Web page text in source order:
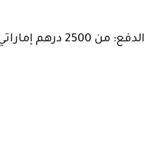
الدفع: من 2500 درهم إماراتي شهريًا